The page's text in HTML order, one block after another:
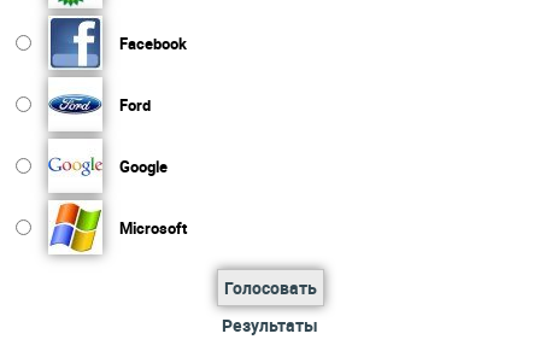
Facebook
Ford
Google
Microsoft
Голосовать
Результаты